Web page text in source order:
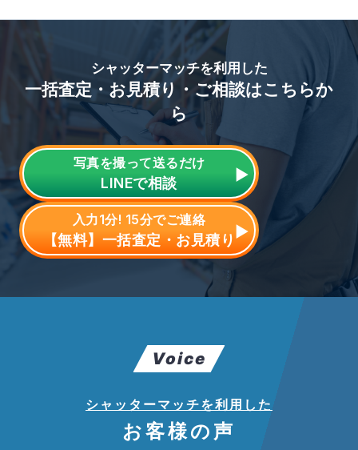
シャッターマッチを利用した
一括査定・お見積り・ご相談はこちらか
ら
写真を撮って送るだけ
LINEで相談
入力1分! 15分でご連絡
【無料】一括査定・お見積り
Voice
シャッターマッチを利用した
お客様の声